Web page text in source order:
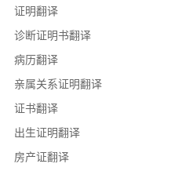
证明翻译
诊断证明书翻译
病历翻译
亲属关系证明翻译
证书翻译
出生证明翻译
房产证翻译